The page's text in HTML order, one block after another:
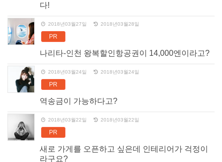
다!
2018년03월27일 2018년03월28일
PR
나리타-인천 왕복할인항공권이 14,000엔이라고?
2018년03월24일 2018년03월24일
PR
역송금이 가능하다고?
2018년03월22일 2018년03월22일
PR
새로 가게를 오픈하고 싶은데 인테리어가 걱정이
라구요?